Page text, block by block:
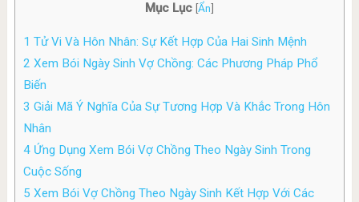
Mục Lục [Ẩn]
1 Tử Vi Và Hôn Nhân: Sự Kết Hợp Của Hai Sinh Mệnh
2 Xem Bói Ngày Sinh Vợ Chồng: Các Phương Pháp Phổ
Biến
3 Giải Mã Ý Nghĩa Của Sự Tương Hợp Và Khắc Trong Hôn
Nhân
4Ứng Dụng Xem Bói Vợ Chồng Theo Ngày Sinh Trong
Cuộc Sống
5 Xem Bói Vợ Chồng Theo Ngày Sinh Kết Hợp Với Các